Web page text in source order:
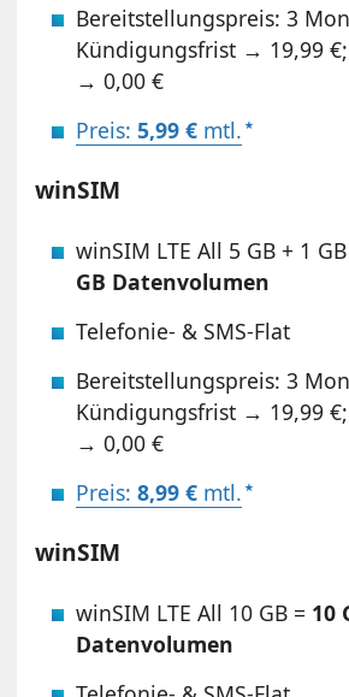
Bereitstellungspreis: 3
Kündigungsfrist → 19,99
→ 0,00 €
Preis:5,99 € mtl.
winSIM
winSIM LTE All 5 GB + 1
GB Datenvolumen
Telefonie- & SMS-Flat
Bereitstellungspreis: 3
Kündigungsfrist → 19,99
→ 0,00 €
Preis:8,99 € mtl.
winSIM
winSIM LTE All 10 GB = 10
Datenvolumen